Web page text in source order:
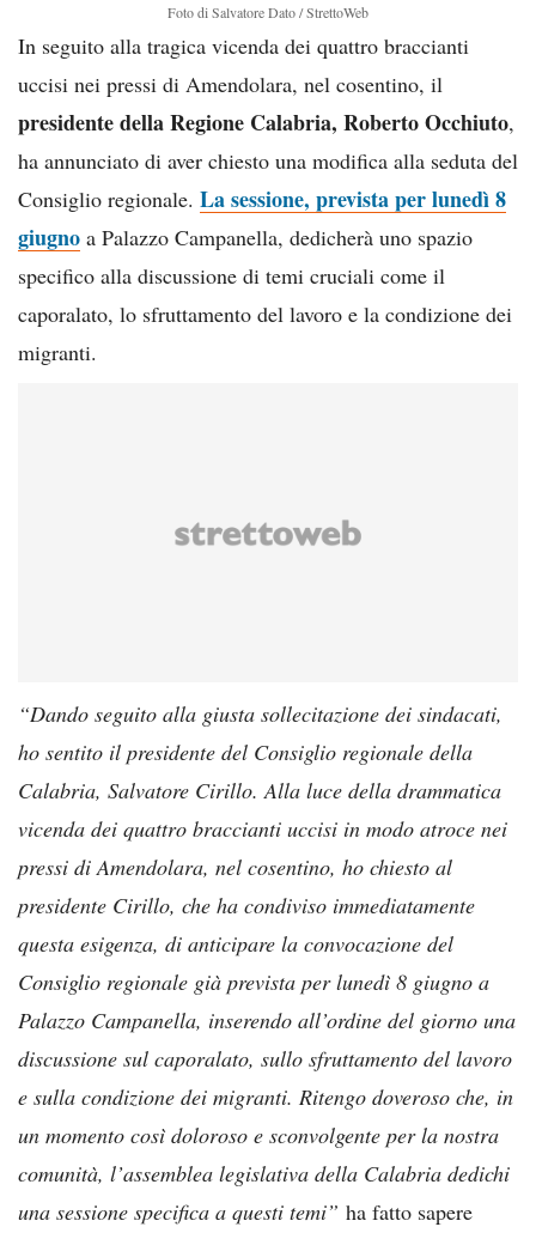
Foto di Salvatore Dato / StrettoWeb
In seguito alla tragica vicenda dei quattro braccianti
uccisi nei pressi di Amendolara, nel cosentino, il
presidente della Regione Calabria, Roberto Occhiuto,
ha annunciato di aver chiesto una modifica alla seduta del
Consiglio regionale. La sessione, prevista per lunedì 8
giugno a Palazzo Campanella, dedicherà uno spazio
specifico alla discussione di temi cruciali come il
caporalato, lo sfruttamento del lavoro e la condizione dei
migranti.
“Dando seguito alla giusta sollecitazione dei sindacati,
ho sentito il presidente del Consiglio regionale della
Calabria, Salvatore Cirillo. Alla luce della drammatica
vicenda dei quattro braccianti uccisi in modo atroce nei
pressi di Amendolara, nel cosentino, ho chiesto al
presidente Cirillo, che ha condiviso immediatamente
questa esigenza, di anticipare la convocazione del
Consiglio regionale già prevista per lunedì 8 giugno a
Palazzo Campanella, inserendo all’ordine del giorno una
discussione sul caporalato, sullo sfruttamento del lavoro
e sulla condizione dei migranti. Ritengo doveroso che, in
un momento così doloroso e sconvolgente per la nostra
comunità, l’assemblea legislativa della Calabria dedichi
una sessione specifica a questi temi” ha fatto sapere